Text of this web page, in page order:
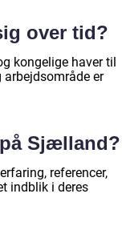
over tid?
kongelige haver til
arbejdsområde er
Sjælland?
referencer,
indblik i deres